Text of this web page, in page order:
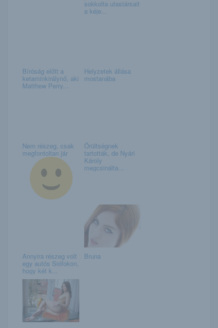
sokkolta utastársait
a kéje...
Bíróság előtt a
ketaminkirálynő, aki
Matthew Perry...
Helyzetek állása
mostanába
Nem részeg, csak
megfontoltan jár
Őrültségnek
tartották, de Nyári
Károly
megcsinálta...
Annyira részeg volt
egy autós Siófokon,
hogy két k...
Bruna